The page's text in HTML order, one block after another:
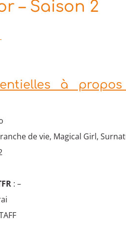
– Saison 2
à
de vie, Magical Girl,
: –